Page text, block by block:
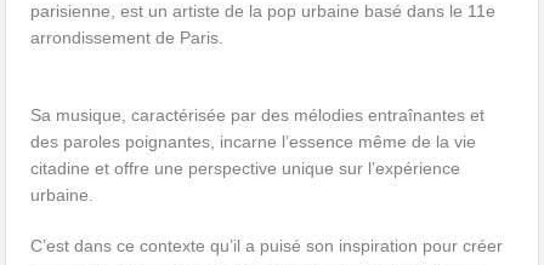
parisienne, est un artiste de la pop urbaine basé dans le 11e
arrondissement de Paris.
Sa musique, caractérisée par des mélodies entraînantes et
des paroles poignantes, incarne l’essence même de la vie
citadine et offre une perspective unique sur l’expérience
urbaine.
C’est dans ce contexte qu’il a puisé son inspiration pour créer